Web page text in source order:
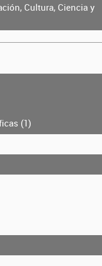
Cultura, Ciencia y
(1)